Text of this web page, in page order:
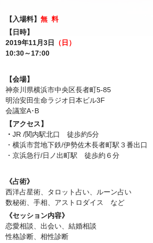
【入場料】無 料
【日時】
2019年11月3日
（日）
10:30 ～17:00
【会場】
神奈川県横浜市中央区長者町5‐85
明治安田生命ラジオ日本ビル3F
会議室A･B
【アクセス】
・JR /関内駅北口 徒歩約5分
・横浜市営地下鉄/伊勢佐木長者町駅３番出
・京浜急行/日ノ出町駅 徒歩約６分
《占術》
西洋占星術、タロット占い、ルーン占い
数秘術、手相、アストロダイス など
《セッション内容》
恋愛相談、出会い、結婚相談
性格診断、相性診断